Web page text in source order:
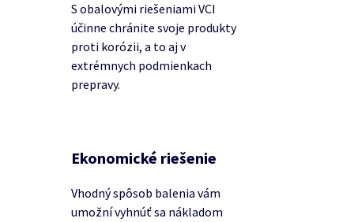
S obalovými riešeniami VCI
účinne chránite svoje produkty
proti korózii, a to aj v
extrémnych podmienkach
prepravy.
Ekonomické riešenie
Vhodný spôsob balenia vám
umožní vyhnúť sa nákladom